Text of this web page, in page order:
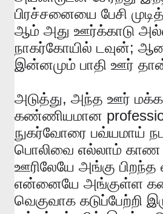
பிரச்சனையை பேசி
ஆம் அது ஊர்க்காடு
நாகர்கோயில் டவுன்;
இன்னமும் பாதி ஊர்
அடுத்து, அந்த ஊர்
கண்ணியமான
நுகர்வோரை பவ்யமாய்
பொலிவை எல்லாம் காண
ஊரிலேயே அங்கு பிறந்த
என்னையே அங்குள்ள
வெகுவாக கடுப்பேற்றி